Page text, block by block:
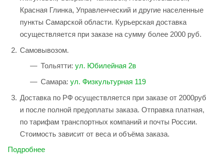
Красная Глинка, Управленческий и другие населенные
пункты Самарской области. Курьерская доставка
осуществляется при заказе на сумму более 2000 руб.
Самовывозом.
Тольятти: ул. Юбилейная 2в
Самара: ул. Физкультурная 119
Доставка по РФ осуществляется при заказе от 2000руб
и после полной предоплаты заказа. Отправка платная,
по тарифам транспортных компаний и почты России.
Стоимость зависит от веса и объёма заказа.
Подробнее